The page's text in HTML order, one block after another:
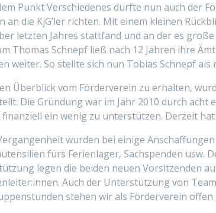
Punkt Verschiedenes durfte nun auch der
an die KjG’ler richten. Mit einem kleinen
letzten Jahres stattfand und an der es
Thomas Schnepf ließ nach 12 Jahren ihre
weiter. So stellte sich nun Tobias Schnepf
Überblick vom Förderverein zu erhalten,
Die Gründung war im Jahr 2010 durch acht
ein wenig zu unterstützen. Derzeit
wurden bei einige
fürs Ferienlager, Sachspenden usw.
legen die beiden neuen Vorsitzenden
Auch der Unterstützung von
stehen wir als Förderverein offen